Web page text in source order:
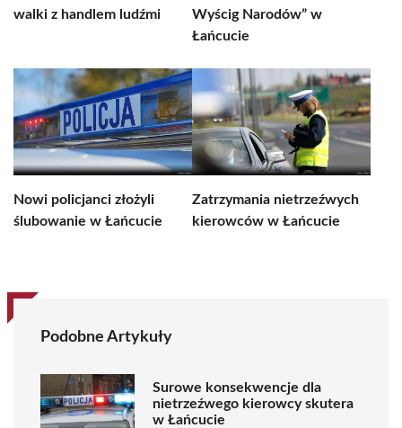
walki z handlem ludźmi
Wyścig Narodów” w
Łańcucie
Nowi policjanci złożyli
ślubowanie w Łańcucie
Zatrzymania nietrzeźwych
kierowców w Łańcucie
Podobne Artykuły
Surowe konsekwencje dla
nietrzeźwego kierowcy skutera
w Łańcucie